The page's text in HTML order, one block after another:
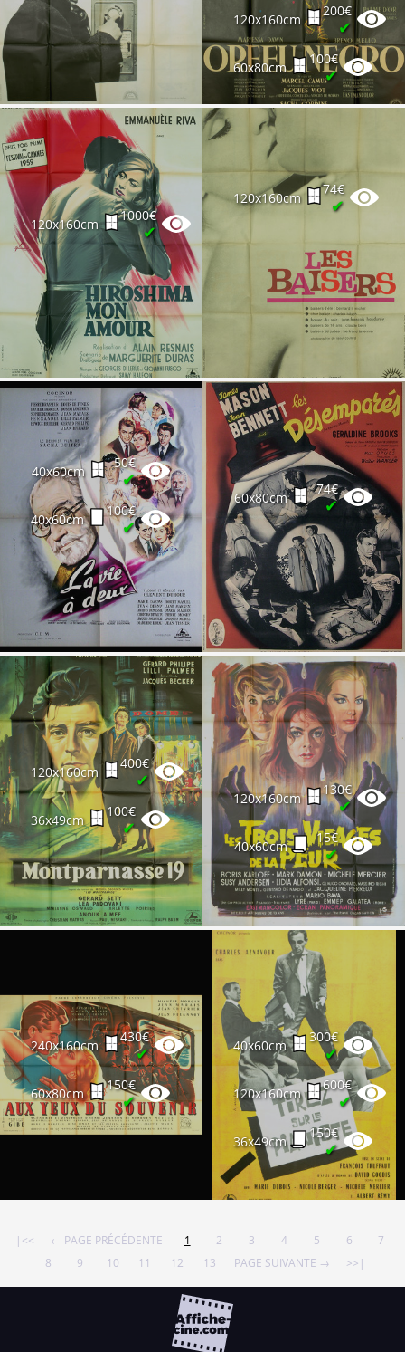
120x160cm
200€
✔
60x80cm
100€
✔
120x160cm
1000€
✔
120x160cm
74€
✔
40x60cm
50€
✔
40x60cm
100€
✔
60x80cm
74€
✔
120x160cm
400€
✔
36x49cm
100€
✔
120x160cm
130€
✔
40x60cm
15€
✔
240x160cm
430€
✔
60x80cm
150€
✔
40x60cm
300€
✔
120x160cm
600€
✔
36x49cm
150€
✔
|<< ← PAGE PRÉCÉDENTE 1 2 3 4 5 6
7
8
9 10 11 12 13 PAGE SUIVANTE → >>|